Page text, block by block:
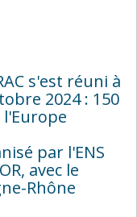
s'est réuni à
2024 : 150
par l'ENS
avec le
Rhône